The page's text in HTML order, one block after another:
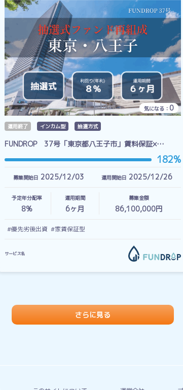
気になる： 0
運用終了 インカム型 抽選方式
FUNDROP 37号「東京都八王子市」賃料保証×…
182%
募集開始日 2025/12/03 運用開始日 2025/12/26
予定年分配率
8%
運用期間
6ヶ月
募集金額
86,100,000円
#優先劣後出資 #家賃保証型
サービス名
さらに見る